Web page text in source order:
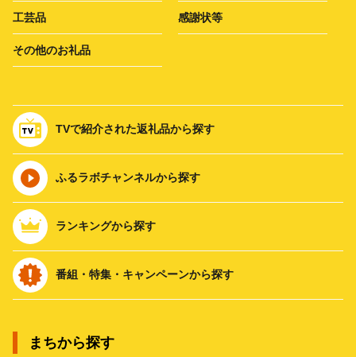
工芸品 感謝状等
その他のお礼品
TVで紹介された返礼品から探す
ふるラボチャンネルから探す
ランキングから探す
番組・特集・キャンペーンから探す
まちから探す